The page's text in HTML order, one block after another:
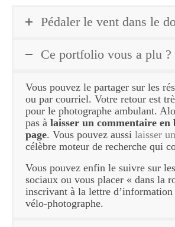
Pédaler le vent dans le
Ce portfolio vous a plu ?
Vous pouvez le partager sur les
ou par courriel. Votre retour est
pour le photographe ambulant.
pas à laisser un commentaire en
page. Vous pouvez aussi laisser
célèbre moteur de recherche qui
Vous pouvez enfin le suivre sur
sociaux ou vous placer « dans la
inscrivant à la lettre
vélo-photographe.